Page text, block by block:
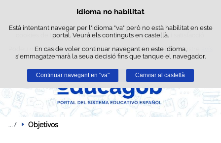
Política de cookies
Este lloc web utilitza cookies pròpies per a facilitar la navegació i
cookies de tercers per a obtindre estadístiques d'ús i satisfacció.
Podeu obtindre més informació en l'apartat "Cookies" del nostre
legal.
Acceptar Rebutjar
Idioma no habilitat
Està intentant navegar per l'idioma "va" però no està habilitat en este
portal. Veurà els continguts en castellà.
En cas de voler continuar navegant en este idioma,
s'emmagatzemarà la seua decisió fins que tanque el navegador.
Continuar navegant en "va" Canviar al castellà
Passar al contingut
Objetivos